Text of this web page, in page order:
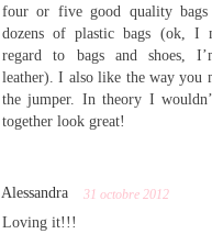
four or five good quality bags
dozens of plastic bags (ok, I
regard to bags and shoes,
leather). I also like the way you
the jumper. In theory I
together look great!
Alessandra 31 octobre 2012
Loving it!!!